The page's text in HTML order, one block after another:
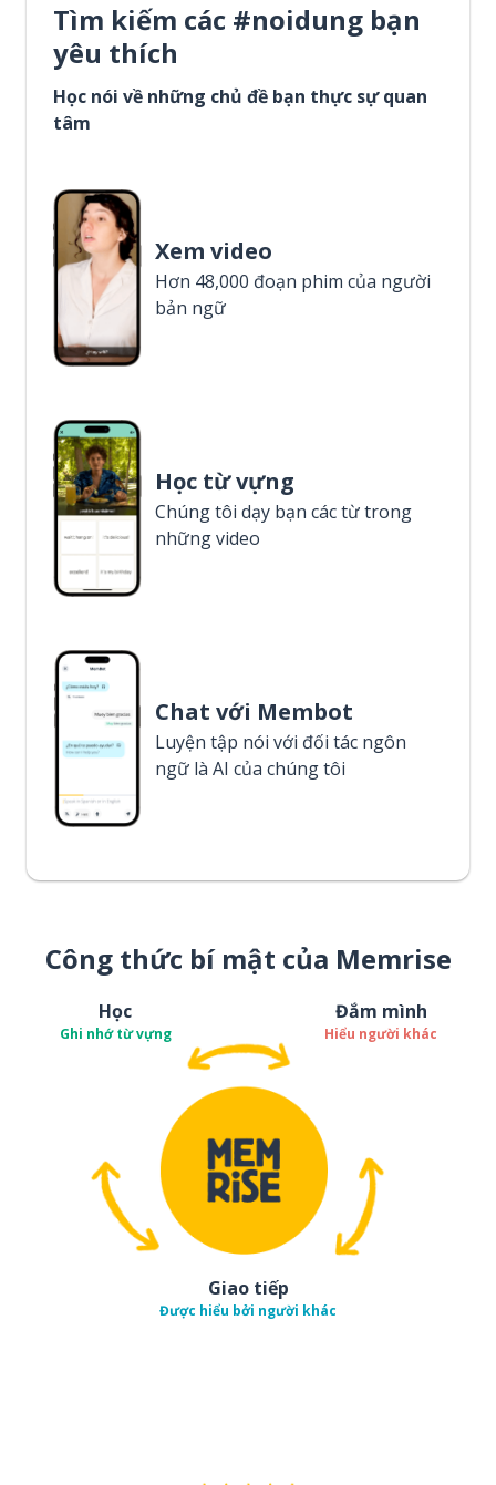
Tìm kiếm các #noidung bạn
yêu thích
Học nói về những chủ đề bạn thực sự quan
tâm
Xem video
Hơn 48,000 đoạn phim của người
bản ngữ
Học từ vựng
Chúng tôi dạy bạn các từ trong
những video
Chat với Membot
Luyện tập nói với đối tác ngôn
ngữ là AI của chúng tôi
Công thức bí mật của Memrise
Học
Ghi nhớ từ vựng
Đắm mình
Hiểu người khác
Giao tiếp
Được hiểu bởi người khác